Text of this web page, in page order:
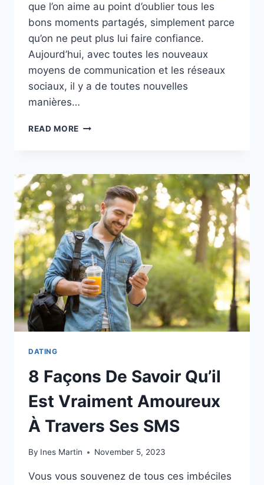
que l’on aime au point d’oublier tous les
bons moments partagés, simplement parce
qu’on ne peut plus lui faire confiance.
Aujourd’hui, avec toutes les nouveaux
moyens de communication et les réseaux
sociaux, il y a de toutes nouvelles
manières…
READ MORE 6
CONSIDÉRER
COMME
DE
LA
TROMPERIE
MÊME
SI
ELLES
NE
SONT
PAS
PHYSIQUES
DATING
8 Façons De Savoir Qu’il
Est Vraiment Amoureux
À Travers Ses SMS
By Ines Martin November 5, 2023
Vous vous souvenez de tous ces imbéciles